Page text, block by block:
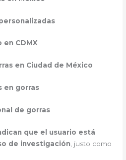
CDMX
en Ciudad de México
en gorras
de gorras
que el usuario está
de investigación , justo como